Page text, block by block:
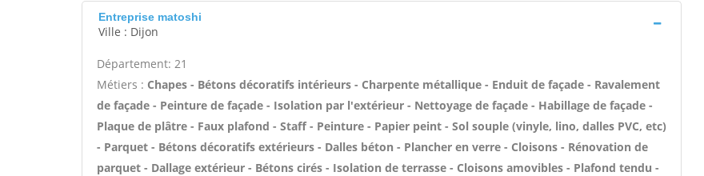
Entreprise matoshi
Ville : Dijon
Département: 21
Métiers : Chapes - Bétons décoratifs intérieurs - Charpente métallique - Enduit de façade - Ravalement
de façade - Peinture de façade - Isolation par l'extérieur - Nettoyage de façade - Habillage de façade -
Plaque de plâtre - Faux plafond - Staff - Peinture - Papier peint - Sol souple (vinyle, lino, dalles PVC, etc)
- Parquet - Bétons décoratifs extérieurs - Dalles béton - Plancher en verre - Cloisons - Rénovation de
parquet - Dallage extérieur - Bétons cirés - Isolation de terrasse - Cloisons amovibles - Plafond tendu -